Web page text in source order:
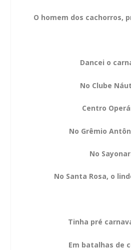
O homem dos cachorros,
Dancei o
No Clube
Centro
No Grêmio
No
No Santa Rosa, o
Tinha pré
Em batalhas de